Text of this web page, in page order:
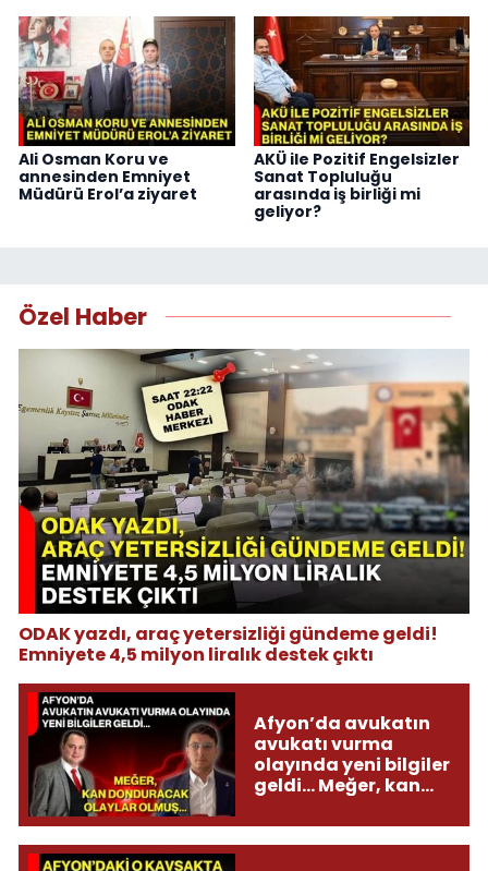
Ali Osman Koru ve
annesinden Emniyet
Müdürü Erol’a ziyaret
AKÜ ile Pozitif Engelsizler
Sanat Topluluğu
arasında iş birliği mi
geliyor?
Özel Haber
ODAK yazdı, araç yetersizliği gündeme geldi!
Emniyete 4,5 milyon liralık destek çıktı
Afyon’da avukatın
avukatı vurma
olayında yeni bilgiler
geldi... Meğer, kan
olmuş...